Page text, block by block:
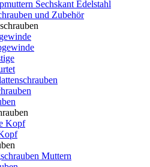
Sechskant Edelstahl
und Zubehör
Kopf
Muttern